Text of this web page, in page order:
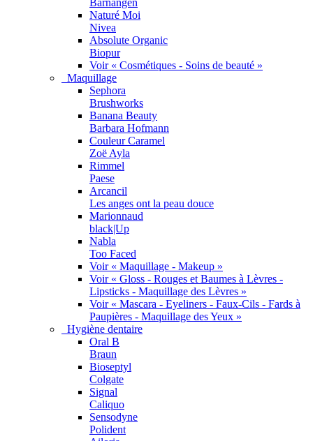
Barnängen
Naturé Moi
Nivea
Absolute Organic
Biopur
Voir « Cosmétiques - Soins de beauté »
Maquillage
Sephora
Brushworks
Banana Beauty
Barbara Hofmann
Couleur Caramel
Zoë Ayla
Rimmel
Paese
Arcancil
Les anges ont la peau douce
Marionnaud
black|Up
Nabla
Too Faced
Voir « Maquillage - Makeup »
Voir « Gloss - Rouges et Baumes à Lèvres -
Lipsticks - Maquillage des Lèvres »
Voir « Mascara - Eyeliners - Faux-Cils - Fards à
Paupières - Maquillage des Yeux »
Hygiène dentaire
Oral B
Braun
Bioseptyl
Colgate
Signal
Caliquo
Sensodyne
Polident